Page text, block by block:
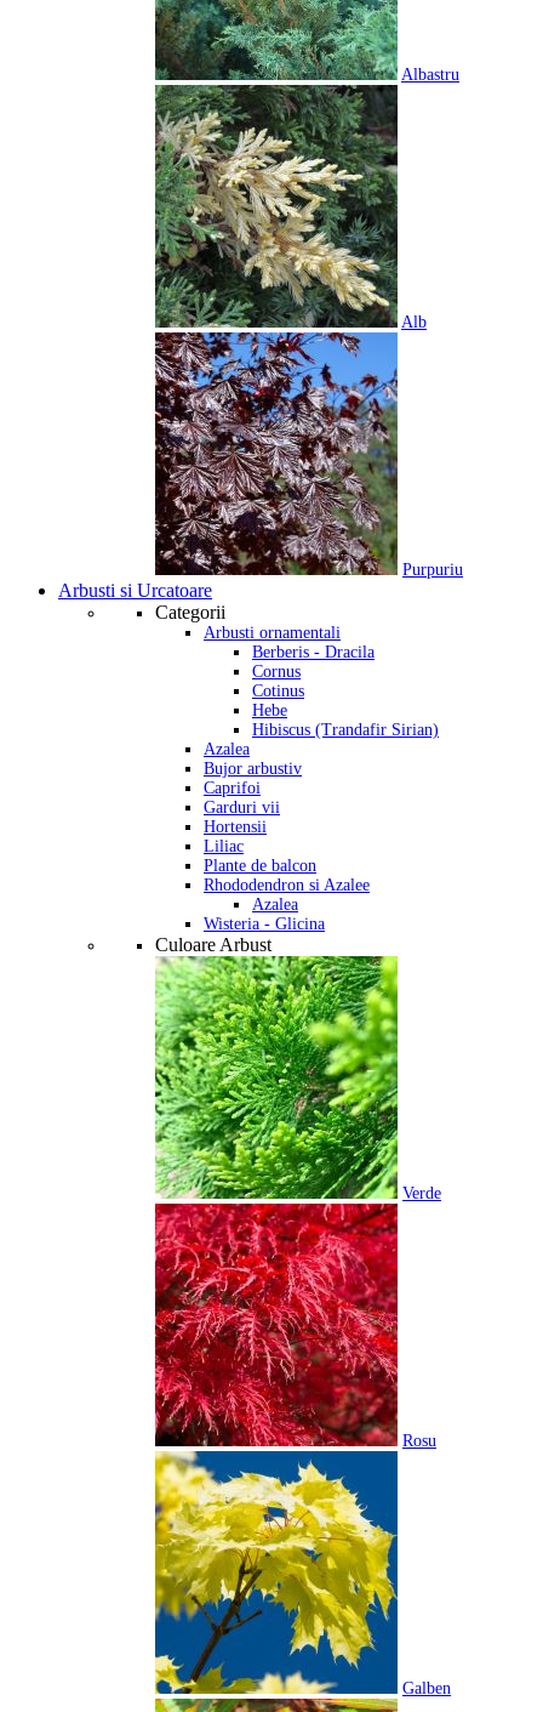
Albastru
Alb
Purpuriu
Arbusti si Urcatoare
Categorii
Arbusti ornamentali
Berberis - Dracila
Cornus
Cotinus
Hebe
Hibiscus (Trandafir Sirian)
Azalea
Bujor arbustiv
Caprifoi
Garduri vii
Hortensii
Liliac
Plante de balcon
Rhododendron si Azalee
Azalea
Wisteria - Glicina
Culoare Arbust
Verde
Rosu
Galben